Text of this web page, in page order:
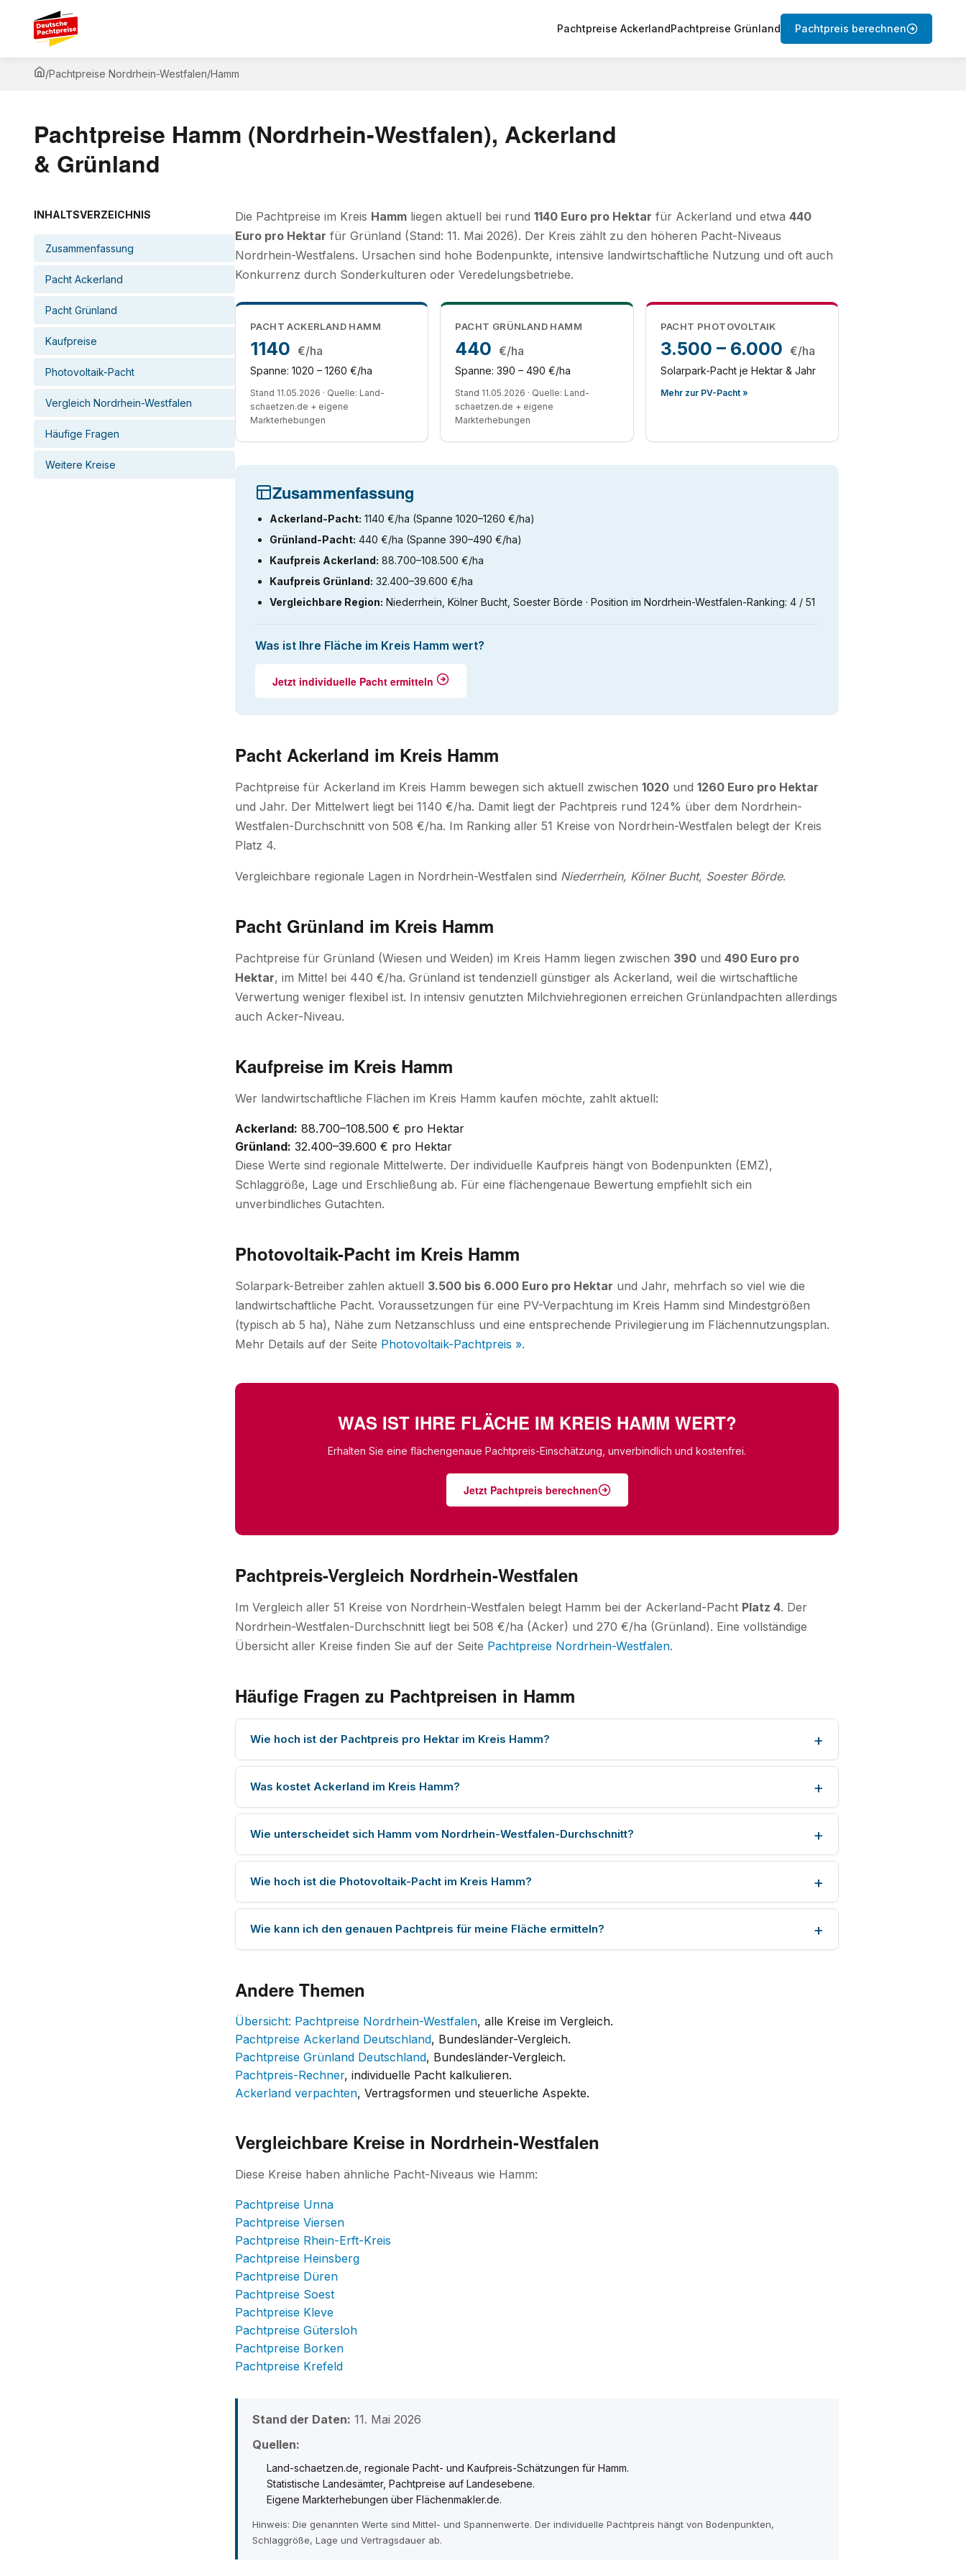
Pachtpreise AckerlandPachtpreise Grünland Pachtpreis berechnen
/Pachtpreise Nordrhein-Westfalen/Hamm
Pachtpreise Hamm (Nordrhein-Westfalen), Ackerland
& Grünland
INHALTSVERZEICHNIS
Zusammenfassung
Pacht Ackerland
Pacht Grünland
Kaufpreise
Photovoltaik-Pacht
Vergleich Nordrhein-Westfalen
Häufige Fragen
Weitere Kreise
Die Pachtpreise im Kreis Hamm liegen aktuell bei rund 1140 Euro pro Hektar für Ackerland und etwa 440
Euro pro Hektar für Grünland (Stand: 11. Mai 2026). Der Kreis zählt zu den höheren Pacht-Niveaus
Nordrhein-Westfalens. Ursachen sind hohe Bodenpunkte, intensive landwirtschaftliche Nutzung und oft auch
Konkurrenz durch Sonderkulturen oder Veredelungsbetriebe.
PACHT ACKERLAND HAMM
1140 €/ha
Spanne: 1020 – 1260 €/ha
Stand 11.05.2026 · Quelle: Land-
schaetzen.de + eigene
Markterhebungen
PACHT GRÜNLAND HAMM
440 €/ha
Spanne: 390 – 490 €/ha
Stand 11.05.2026 · Quelle: Land-
schaetzen.de + eigene
Markterhebungen
PACHT PHOTOVOLTAIK
3.500 – 6.000 €/ha
Solarpark-Pacht je Hektar & Jahr
Mehr zur PV-Pacht »
Zusammenfassung
Ackerland-Pacht: 1140 €/ha (Spanne 1020–1260 €/ha)
Grünland-Pacht: 440 €/ha (Spanne 390–490 €/ha)
Kaufpreis Ackerland: 88.700–108.500 €/ha
Kaufpreis Grünland: 32.400–39.600 €/ha
Vergleichbare Region: Niederrhein, Kölner Bucht, Soester Börde · Position im Nordrhein-Westfalen-Ranking: 4 / 51
Was ist Ihre Fläche im Kreis Hamm wert?
Jetzt individuelle Pacht ermitteln
Pacht Ackerland im Kreis Hamm
Pachtpreise für Ackerland im Kreis Hamm bewegen sich aktuell zwischen 1020 und 1260 Euro pro Hektar
und Jahr. Der Mittelwert liegt bei 1140 €/ha. Damit liegt der Pachtpreis rund 124% über dem Nordrhein-
Westfalen-Durchschnitt von 508 €/ha. Im Ranking aller 51 Kreise von Nordrhein-Westfalen belegt der Kreis
Platz 4.
Vergleichbare regionale Lagen in Nordrhein-Westfalen sind Niederrhein, Kölner Bucht, Soester Börde.
Pacht Grünland im Kreis Hamm
Pachtpreise für Grünland (Wiesen und Weiden) im Kreis Hamm liegen zwischen 390 und 490 Euro pro
Hektar, im Mittel bei 440 €/ha. Grünland ist tendenziell günstiger als Ackerland, weil die wirtschaftliche
Verwertung weniger flexibel ist. In intensiv genutzten Milchviehregionen erreichen Grünlandpachten allerdings
auch Acker-Niveau.
Kaufpreise im Kreis Hamm
Wer landwirtschaftliche Flächen im Kreis Hamm kaufen möchte, zahlt aktuell:
Ackerland: 88.700–108.500 € pro Hektar
Grünland: 32.400–39.600 € pro Hektar
Diese Werte sind regionale Mittelwerte. Der individuelle Kaufpreis hängt von Bodenpunkten (EMZ),
Schlaggröße, Lage und Erschließung ab. Für eine flächengenaue Bewertung empfiehlt sich ein
unverbindliches Gutachten.
Photovoltaik-Pacht im Kreis Hamm
Solarpark-Betreiber zahlen aktuell 3.500 bis 6.000 Euro pro Hektar und Jahr, mehrfach so viel wie die
landwirtschaftliche Pacht. Voraussetzungen für eine PV-Verpachtung im Kreis Hamm sind Mindestgrößen
(typisch ab 5 ha), Nähe zum Netzanschluss und eine entsprechende Privilegierung im Flächennutzungsplan.
Mehr Details auf der Seite Photovoltaik-Pachtpreis ».
WAS IST IHRE FLÄCHE IM KREIS HAMM WERT?
Erhalten Sie eine flächengenaue Pachtpreis-Einschätzung, unverbindlich und kostenfrei.
Jetzt Pachtpreis berechnen
Pachtpreis-Vergleich Nordrhein-Westfalen
Im Vergleich aller 51 Kreise von Nordrhein-Westfalen belegt Hamm bei der Ackerland-Pacht Platz 4. Der
Nordrhein-Westfalen-Durchschnitt liegt bei 508 €/ha (Acker) und 270 €/ha (Grünland). Eine vollständige
Übersicht aller Kreise finden Sie auf der Seite Pachtpreise Nordrhein-Westfalen.
Häufige Fragen zu Pachtpreisen in Hamm
Wie hoch ist der Pachtpreis pro Hektar im Kreis Hamm?
Was kostet Ackerland im Kreis Hamm?
Wie unterscheidet sich Hamm vom Nordrhein-Westfalen-Durchschnitt?
Wie hoch ist die Photovoltaik-Pacht im Kreis Hamm?
Wie kann ich den genauen Pachtpreis für meine Fläche ermitteln?
Andere Themen
Übersicht: Pachtpreise Nordrhein-Westfalen, alle Kreise im Vergleich.
Pachtpreise Ackerland Deutschland, Bundesländer-Vergleich.
Pachtpreise Grünland Deutschland, Bundesländer-Vergleich.
Pachtpreis-Rechner, individuelle Pacht kalkulieren.
Ackerland verpachten, Vertragsformen und steuerliche Aspekte.
Vergleichbare Kreise in Nordrhein-Westfalen
Diese Kreise haben ähnliche Pacht-Niveaus wie Hamm:
Pachtpreise Unna
Pachtpreise Viersen
Pachtpreise Rhein-Erft-Kreis
Pachtpreise Heinsberg
Pachtpreise Düren
Pachtpreise Soest
Pachtpreise Kleve
Pachtpreise Gütersloh
Pachtpreise Borken
Pachtpreise Krefeld
Stand der Daten: 11. Mai 2026
Quellen:
Land-schaetzen.de, regionale Pacht- und Kaufpreis-Schätzungen für Hamm.
Statistische Landesämter, Pachtpreise auf Landesebene.
Eigene Markterhebungen über Flächenmakler.de.
Hinweis: Die genannten Werte sind Mittel- und Spannenwerte. Der individuelle Pachtpreis hängt von Bodenpunkten,
Schlaggröße, Lage und Vertragsdauer ab.